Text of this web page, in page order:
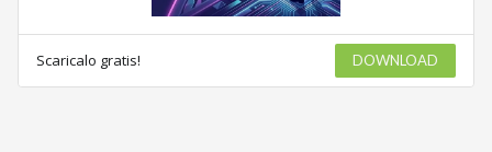
Scaricalo gratis! DOWNLOAD